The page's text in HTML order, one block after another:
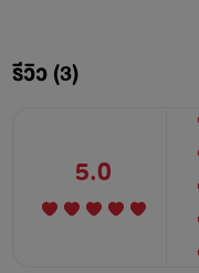
รอด !!!
มาร่วมผจญภัยไปกั
รีวิว (3)
5.0